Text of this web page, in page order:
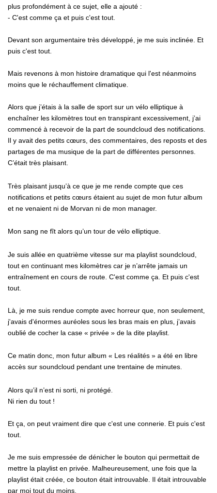
plus profondément à ce sujet, elle a ajouté :
- C'est comme ça et puis c'est tout.
Devant son argumentaire très développé, je me suis inclinée. Et
puis c'est tout.
Mais revenons à mon histoire dramatique qui l'est néanmoins
moins que le réchauffement climatique.
Alors que j’étais à la salle de sport sur un vélo elliptique à
enchaîner les kilomètres tout en transpirant excessivement, j’ai
commencé à recevoir de la part de soundcloud des notifications.
Il y avait des petits cœurs, des commentaires, des reposts et des
partages de ma musique de la part de différentes personnes.
C’était très plaisant.
Très plaisant jusqu’à ce que je me rende compte que ces
notifications et petits cœurs étaient au sujet de mon futur album
et ne venaient ni de Morvan ni de mon manager.
Mon sang ne fît alors qu’un tour de vélo elliptique.
Je suis allée en quatrième vitesse sur ma playlist soundcloud,
tout en continuant mes kilomètres car je n’arrête jamais un
entraînement en cours de route. C'est comme ça. Et puis c'est
tout.
Là, je me suis rendue compte avec horreur que, non seulement,
j'avais d'énormes auréoles sous les bras mais en plus, j’avais
oublié de cocher la case « privée » de la dite playlist.
Ce matin donc, mon futur album « Les réalités » a été en libre
accès sur soundcloud pendant une trentaine de minutes.
Alors qu’il n’est ni sorti, ni protégé.
Ni rien du tout !
Et ça, on peut vraiment dire que c'est une connerie. Et puis c'est
tout.
Je me suis empressée de dénicher le bouton qui permettait de
mettre la playlist en privée. Malheureusement, une fois que la
playlist était créée, ce bouton était introuvable. Il était introuvable
par moi tout du moins.